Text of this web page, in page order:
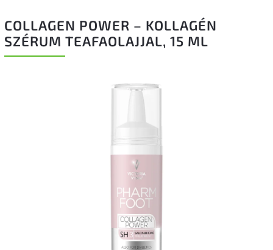
COLLAGEN POWER – KOLLAGÉN
SZÉRUM TEAFAOLAJJAL, 15 ML